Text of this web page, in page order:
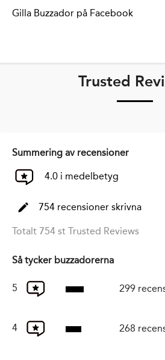
Gilla Buzzador på Facebook
Trusted
Summering av recensioner
4.0 i medelbetyg
754 recensioner skrivna
Totalt 754 st Trusted Reviews
Så tycker buzzadorerna
5 299
4 268